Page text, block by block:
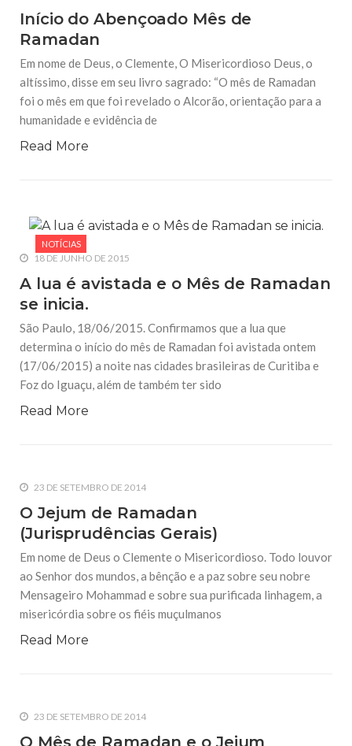
Início do Abençoado Mês de
Ramadan
Em nome de Deus, o Clemente, O Misericordioso Deus, o
altíssimo, disse em seu livro sagrado: “O mês de Ramadan
foi o mês em que foi revelado o Alcorão, orientação para a
humanidade e evidência de
Read More
NOTÍCIAS
18 DE JUNHO DE 2015
A lua é avistada e o Mês de Ramadan
se inicia.
São Paulo, 18/06/2015. Confirmamos que a lua que
determina o início do mês de Ramadan foi avistada ontem
(17/06/2015) a noite nas cidades brasileiras de Curitiba e
Foz do Iguaçu, além de também ter sido
Read More
23 DE SETEMBRO DE 2014
O Jejum de Ramadan
(Jurisprudências Gerais)
Em nome de Deus o Clemente o Misericordioso. Todo louvor
ao Senhor dos mundos, a bênção e a paz sobre seu nobre
Mensageiro Mohammad e sobre sua purificada linhagem, a
misericórdia sobre os fiéis muçulmanos
Read More
23 DE SETEMBRO DE 2014
O Mês de Ramadan e o Jejum